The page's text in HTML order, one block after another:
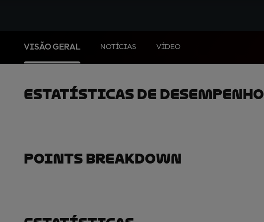
VISÃO GERAL NOTÍCIAS VÍDEO
Estatísticas De Desempenho
Points Breakdown